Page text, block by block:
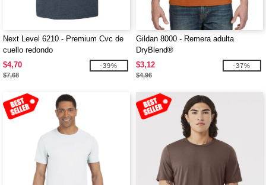
Next Level 6210 - Premium Cvc de
cuello redondo
$4,70
$7,68
-39%
Gildan 8000 - Remera adulta
DryBlend®
$3,12
$4,96
-37%